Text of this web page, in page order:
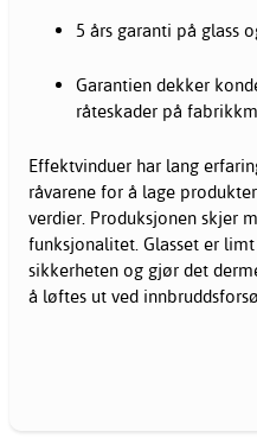
5 års garanti på glass
Garantien dekker
råteskader på
Effektvinduer har lang
råvarene for å lage
verdier. Produksjonen skjer
funksjonalitet. Glasset er
sikkerheten og gjør det
å løftes ut ved